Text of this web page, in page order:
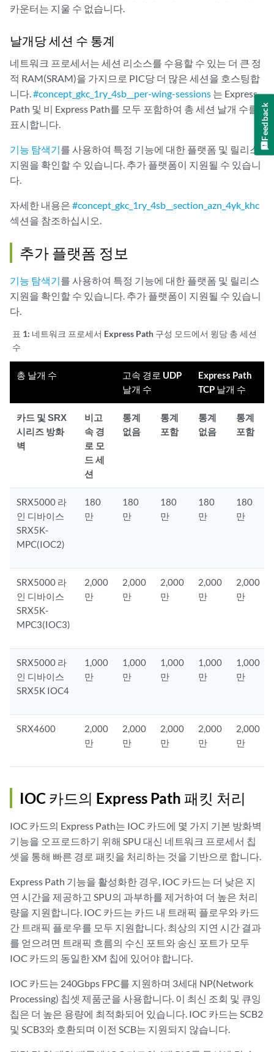
카운터는 지울 수 없습니다.
날개당 세션 수 통계
네트워크 프로세서는 세션 리소스를 수용할 수 있는 더 큰 정
적 RAM(SRAM)을 가지므로 PIC당 더 많은 세션을 호스팅합
니다.#concept_gkc_1ry_4sb__per-wing-sessions 는 Express
Path 및 비 Express Path를 모두 포함하여 총 세션 날개 수를
표시합니다.
기능 탐색기를 사용하여 특정 기능에 대한 플랫폼 및 릴리스
지원을 확인할 수 있습니다. 추가 플랫폼이 지원될 수 있습니
다.
자세한 내용은 #concept_gkc_1ry_4sb__section_azn_4yk_khc
섹션을 참조하십시오.
추가 플랫폼 정보
기능 탐색기를 사용하여 특정 기능에 대한 플랫폼 및 릴리스
지원을 확인할 수 있습니다. 추가 플랫폼이 지원될 수 있습니
다.
표 1: 네트워크 프로세서 Express Path 구성 모드에서 윙당 총 세션
수
총 날개 수
고속 경로 UDP
날개 수
Express Path
TCP 날개 수
카드 및 SRX
시리즈 방화
벽
비고
속 경
로 모
드 세
션
통계
없음
통계
포함
통계
없음
통계
포함
SRX5000 라
인 디바이스
SRX5K-
MPC(IOC2)
180
만
180
만
180
만
180
만
180
만
SRX5000 라
인 디바이스
SRX5K-
MPC3(IOC3)
2,000
만
2,000
만
2,000
만
2,000
만
2,000
만
SRX5000 라
인 디바이스
SRX5K IOC4
1,000
만
1,000
만
1,000
만
1,000
만
1,000
만
SRX4600
2,000
만
2,000
만
2,000
만
2,000
만
2,000
만
IOC 카드의 Express Path 패킷 처리
IOC 카드의 Express Path는 IOC 카드에 몇 가지 기본 방화벽
기능을 오프로드하기 위해 SPU 대신 네트워크 프로세서 칩
셋을 통해 빠른 경로 패킷을 처리하는 것을 기반으로 합니다.
Express Path 기능을 활성화한 경우, IOC 카드는 더 낮은 지
연 시간을 제공하고 SPU의 과부하를 제거하여 더 높은 처리
량을 지원합니다. IOC 카드는 카드 내 트래픽 플로우와 카드
간 트래픽 플로우를 모두 지원합니다. 최상의 지연 시간 결과
를 얻으려면 트래픽 흐름의 수신 포트와 송신 포트가 모두
IOC 카드의 동일한 XM 칩에 있어야 합니다.
IOC 카드는 240Gbps FPC를 지원하며 3세대 NP(Network
Processing) 칩셋 제품군을 사용합니다. 이 최신 조회 및 큐잉
칩은 더 높은 용량에 최적화되어 있습니다. IOC 카드는 SCB2
및 SCB3와 호환되며 이전 SCB는 지원되지 않습니다.
Feedback